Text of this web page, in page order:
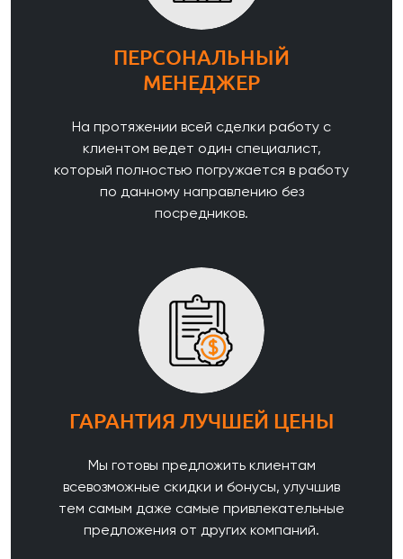
ПЕРСОНАЛЬНЫЙ
МЕНЕДЖЕР
На протяжении всей сделки работу с
клиентом ведет один специалист,
который полностью погружается в работу
по данному направлению без
посредников.
ГАРАНТИЯ ЛУЧШЕЙ ЦЕНЫ
Мы готовы предложить клиентам
всевозможные скидки и бонусы, улучшив
тем самым даже самые привлекательные
предложения от других компаний.